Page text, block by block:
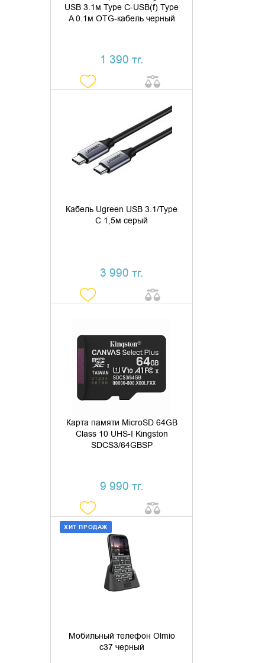
USB 3.1м Type C-USB(f) Type
A 0.1м OTG-кабель черный
1 390 тг.
Кабель Ugreen USB 3.1/Type
C 1,5м серый
3 990 тг.
ДОБАВИТЬ В КОРЗИНУ
КУПИТЬ В 1 КЛИК
Карта памяти MicroSD 64GB
Class 10 UHS-I Kingston
SDCS3/64GBSP
9 990 тг.
ДОБАВИТЬ В КОРЗИНУ
КУПИТЬ В 1 КЛИК
Мобильный телефон Olmio
c37 черный
ХИТ ПРОДАЖ
ДОБАВИТЬ В КОРЗИНУ
КУПИТЬ В 1 КЛИК